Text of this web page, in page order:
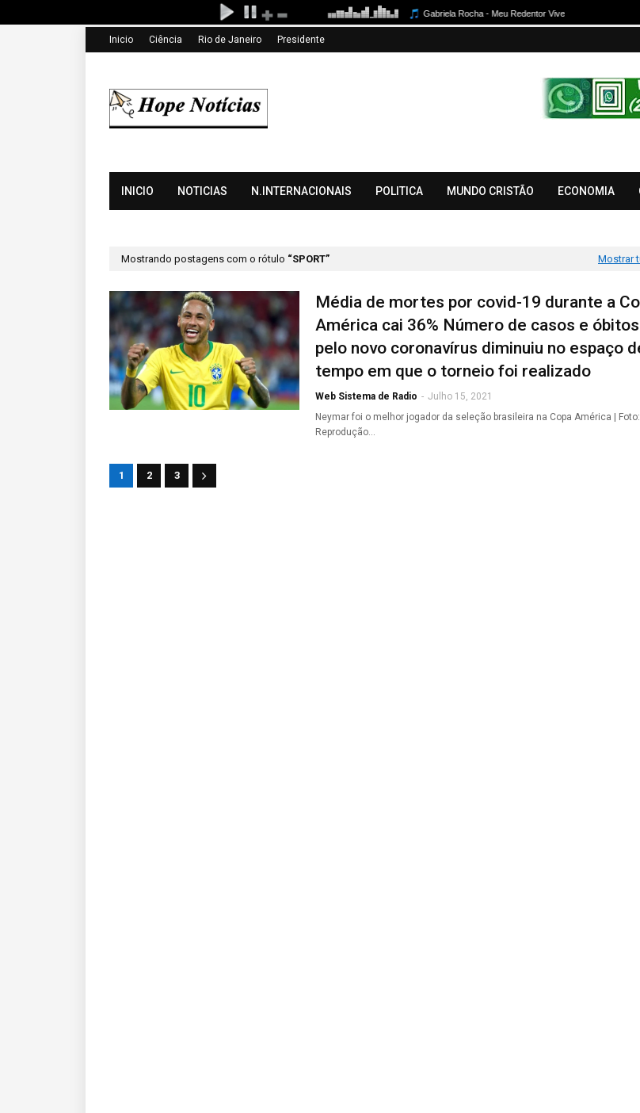
Inicio Ciência Rio de Janeiro Presidente
INICIO NOTICIAS N.INTERNACIONAIS POLITICA MUNDO CRISTÃO ECONOMIA
Mostrando postagens com o rótulo SPORT Mostrar
Média de mortes por covid-19 durante a
América cai 36% Número de casos e óbitos
pelo novo coronavírus diminuiu no espaço
tempo em que o torneio foi realizado
Web Sistema de Radio - Julho 15, 2021
Neymar foi o melhor jogador da seleção brasileira na Copa América | Foto:
Reprodução…
1 2 3